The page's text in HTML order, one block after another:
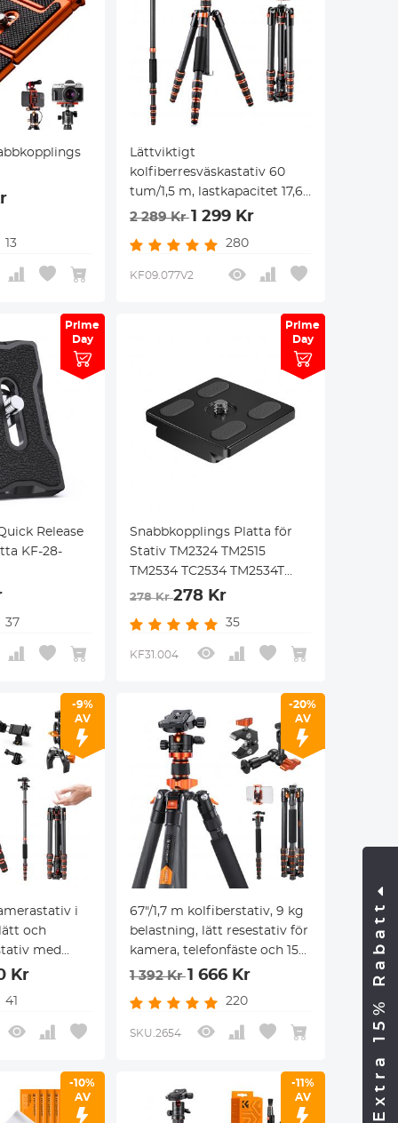
13
Lättviktigt
kolfiberresväskastativ 60
tum/1,5 m, lastkapacitet 17,6
lbs, 360° bollhuvud för
DSLR, modell A225C0+BH-
25L
2 289 Kr1 299 Kr
280
KF09.077V2
Prime
Day
Prime
Day
Release
KF-28-
37
Prime
Day
Prime
Day
Snabbkopplings Platta för
Stativ TM2324 TM2515
TM2534 TC2534 TM2534T
TM2235
278 Kr278 Kr
35
KF31.004
-9%
AV
i
och
med
25L
Kr
41
-20%
AV
67"/1,7 m kolfiberstativ, 9 kg
belastning, lätt resestativ för
kamera, telefonfäste och 15
cm magisk arm med
1 392 Kr1 666 Kr
220
SKU.2654
-10%
AV
-11%
AV
Extra 15% Rabatt